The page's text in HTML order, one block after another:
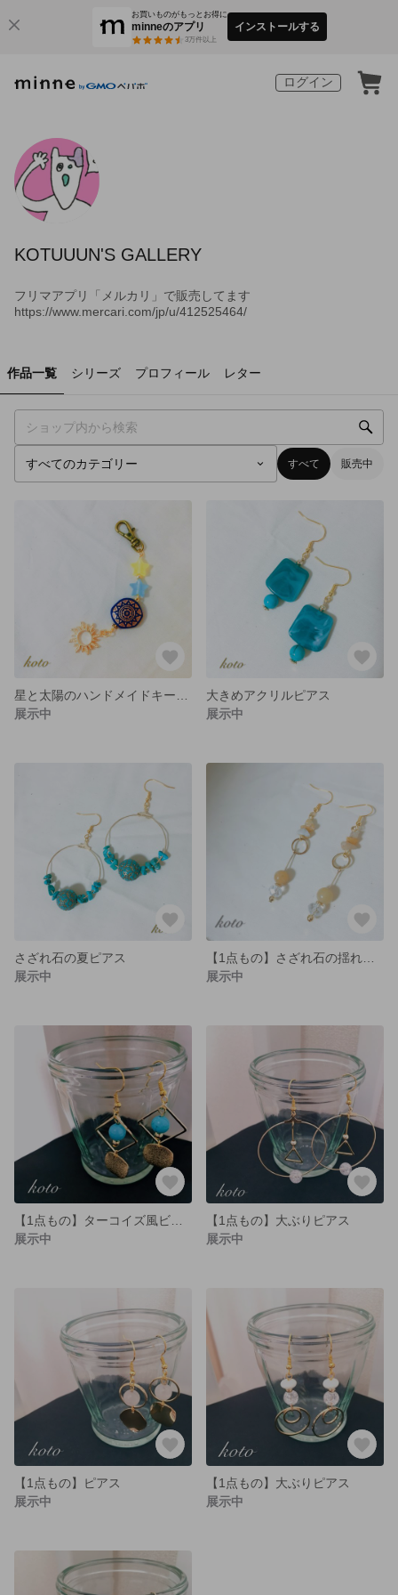
お買いものがもっとお得に
minneのアプリ
3万件以上
インストールする
ログイン
KOTUUUN'S GALLERY
フリマアプリ「メルカリ」で販売してます
https://www.mercari.com/jp/u/412525464/
作品一覧 シリーズ プロフィール レター
すべて 販売中
展示中
大きめアクリルピアス
展示中
さざれ石の夏ピアス
展示中
展示中
展示中
【1点もの】大ぶりピアス
展示中
【1点もの】ピアス
展示中
【1点もの】大ぶりピアス
展示中